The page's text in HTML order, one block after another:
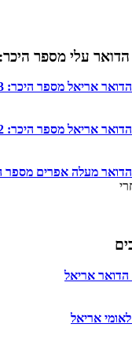
עלי מספר היכר:
אריאל מספר היכר: 193
אריאל מספר היכר: 362
מעלה אפרים מספר
הדואר אריאל
אריאל